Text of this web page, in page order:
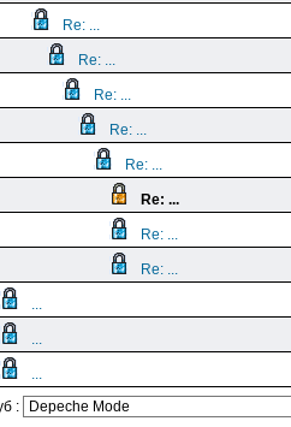
Re: ...
Re: ...
Re: ...
Re: ...
Re: ...
Re: ...
Re: ...
Re: ...
...
...
...
: